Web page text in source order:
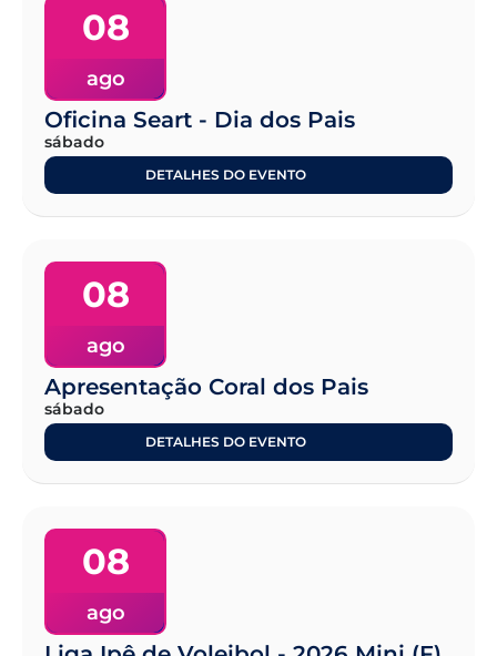
08
ago
Oficina Seart - Dia dos Pais
sábado
DETALHES DO EVENTO
08
ago
Apresentação Coral dos Pais
sábado
DETALHES DO EVENTO
08
ago